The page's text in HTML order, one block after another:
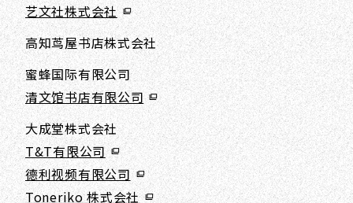
艺文社株式会社
高知茑屋书店株式会社
蜜蜂国际有限公司
清文馆书店有限公司
大成堂株式会社
T&T有限公司
德利视频有限公司
Toneriko 株式会社